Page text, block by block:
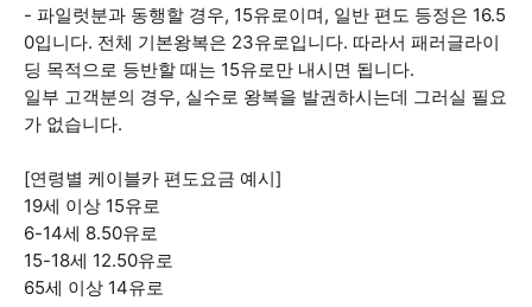
- 파일럿분과 동행할 경우, 15유로이며, 일반 편도 등정은 16.5
0입니다. 전체 기본왕복은 23유로입니다. 따라서 패러글라이
딩 목적으로 등반할 때는 15유로만 내시면 됩니다.
일부 고객분의 경우, 실수로 왕복을 발권하시는데 그러실 필요
가 없습니다.
[연령별 케이블카 편도요금 예시]
19세 이상 15유로
6-14세 8.50유로
15-18세 12.50유로
65세 이상 14유로